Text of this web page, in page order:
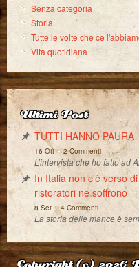
Senza categoria
Storia
Tutte le volte che ce
Vita quotidiana
Ultimi Post
TUTTI HANNO PAURA
16 Ott-2 Commenti
L’intervista che ho fatto ad
In Italia non c’è verso
ristoratori ne soffrono
8 Set-4 Commenti
La storia delle mance è